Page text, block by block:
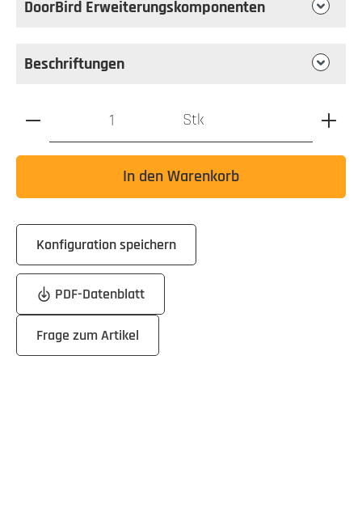
DoorBird Erweiterungskomponenten
Beschriftungen
Produkt Anzahl: Gib den gewünschten Wert ein oder
Stk
In den Warenkorb
Konfiguration speichern
PDF-Datenblatt
Frage zum Artikel